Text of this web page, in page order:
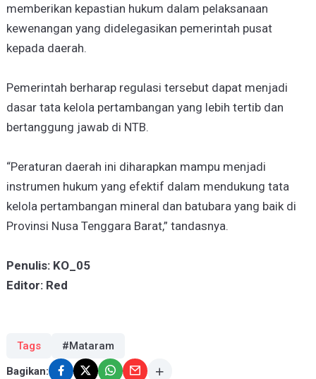
memberikan kepastian hukum dalam pelaksanaan
kewenangan yang didelegasikan pemerintah pusat
kepada daerah.
Pemerintah berharap regulasi tersebut dapat menjadi
dasar tata kelola pertambangan yang lebih tertib dan
bertanggung jawab di NTB.
“Peraturan daerah ini diharapkan mampu menjadi
instrumen hukum yang efektif dalam mendukung tata
kelola pertambangan mineral dan batubara yang baik di
Provinsi Nusa Tenggara Barat,” tandasnya.
Penulis: KO_05
Editor: Red
Tags #Mataram
Bagikan: